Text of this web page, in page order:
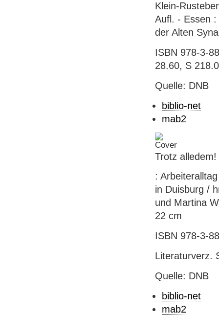
Klein-
Aufl. - Essen
der Alten
ISBN 978-3-
28.60, S
Quelle: DNB
biblio-net
mab2
Trotz alledem!
:
in Duisburg /
und Martina
22 cm
ISBN 978-3-
Literaturverz.
Quelle: DNB
biblio-net
mab2